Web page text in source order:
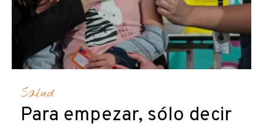
Salud
Para empezar, sólo decir